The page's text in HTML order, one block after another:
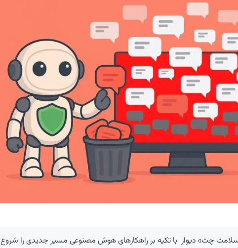
چت» دیوار با تکیه بر راهکارهای هوش مصنوعی مسیر جدیدی را شروع